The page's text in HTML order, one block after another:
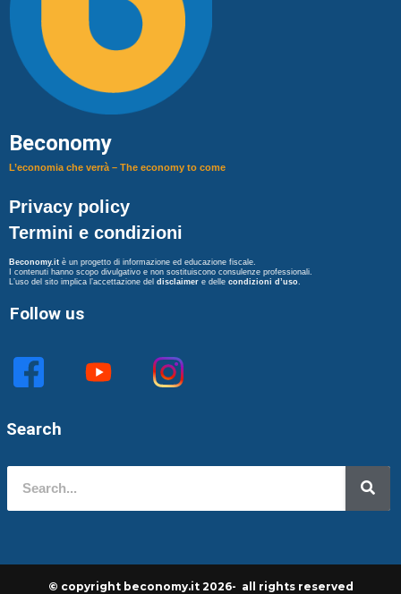
Beconomy
L’economia che verrà – The economy to come
Privacy policy
Termini e condizioni
Beconomy.it è un progetto di informazione ed educazione fiscale.
I contenuti hanno scopo divulgativo e non sostituiscono consulenze professionali.
L’uso del sito implica l’accettazione del disclaimer e delle condizioni d’uso
Follow us
Search
© copyright beconomy.it 2026- all rights reserved